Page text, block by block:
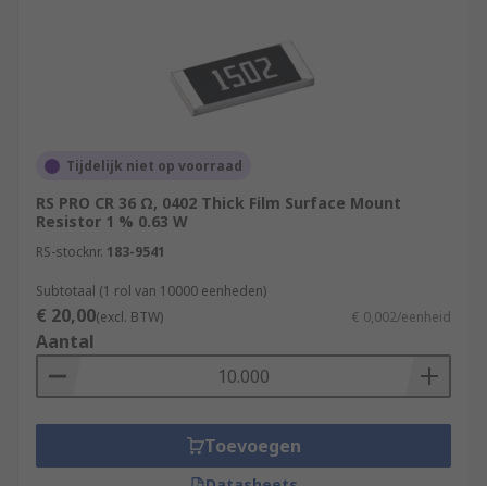
Tijdelijk niet op voorraad
RS PRO CR 36 Ω, 0402 Thick Film Surface Mount
Resistor 1 % 0.63 W
RS-stocknr. 183-9541
Subtotaal (1 rol van 10000 eenheden)
€ 20,00(excl. BTW) € 0,002/eenheid
Aantal
Toevoegen